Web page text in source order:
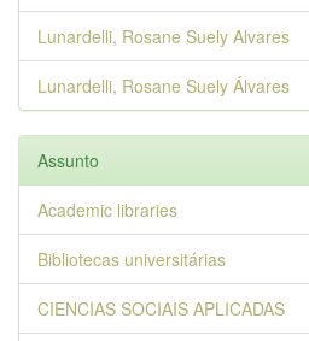
Lunardelli, Rosane Suely Alvares
Lunardelli, Rosane Suely Álvares
Assunto
Academic libraries
Bibliotecas universitárias
CIENCIAS SOCIAIS APLICADAS